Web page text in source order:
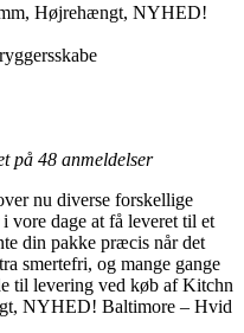
Højrehængt, NYHED!
på 48 anmeldelser
nu diverse forskellige
vore dage at få leveret til et
din pakke præcis når det
smertefri, og mange gange
til levering ved køb af Kitchn
NYHED! Baltimore – Hvid